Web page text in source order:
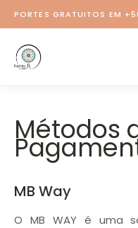
PORTES GRATUITOS EM
Métodos
MB Way
O MB WAY é uma